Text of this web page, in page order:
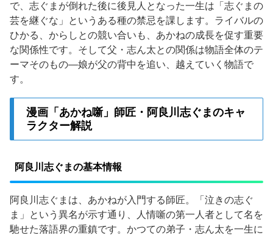
で、志ぐまが倒れた後に後見人となった一生は「志ぐまの
芸を継ぐな」というある種の禁忌を課します。ライバルの
ひかる、からしとの競い合いも、あかねの成長を促す重要
な関係性です。そして父・志ん太との関係は物語全体のテ
ーマそのもの—娘が父の背中を追い、越えていく物語で
す。
漫画「あかね噺」師匠・阿良川志ぐまのキャ
ラクター解説
阿良川志ぐまの基本情報
阿良川志ぐまは、あかねが入門する師匠。「泣きの志ぐ
ま」という異名が示す通り、人情噺の第一人者として名を
馳せた落語界の重鎮です。かつての弟子・志ん太を一生に